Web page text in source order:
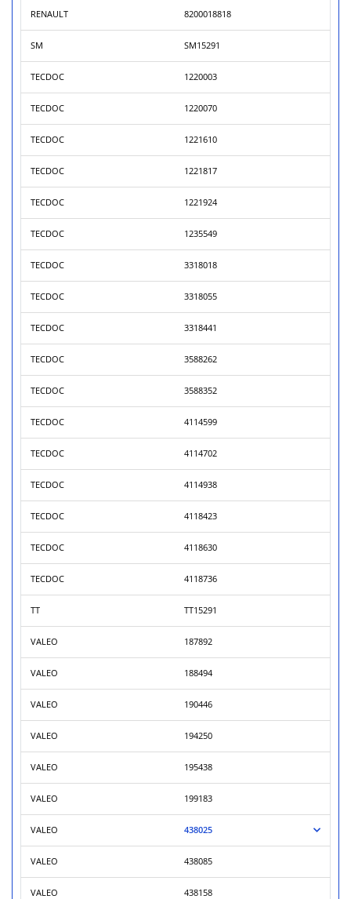
RENAULT 8200018818
SM SM15291
TECDOC 1220003
TECDOC 1220070
TECDOC 1221610
TECDOC 1221817
TECDOC 1221924
TECDOC 1235549
TECDOC 3318018
TECDOC 3318055
TECDOC 3318441
TECDOC 3588262
TECDOC 3588352
TECDOC 4114599
TECDOC 4114702
TECDOC 4114938
TECDOC 4118423
TECDOC 4118630
TECDOC 4118736
TT TT15291
VALEO 187892
VALEO 188494
VALEO 190446
VALEO 194250
VALEO 195438
VALEO 199183
VALEO 438025
VALEO 438085
VALEO 438158